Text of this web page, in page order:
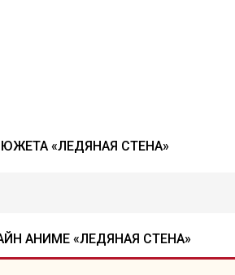
«ЛЕДЯНАЯ СТЕНА»
АНИМЕ «ЛЕДЯНАЯ СТЕНА»